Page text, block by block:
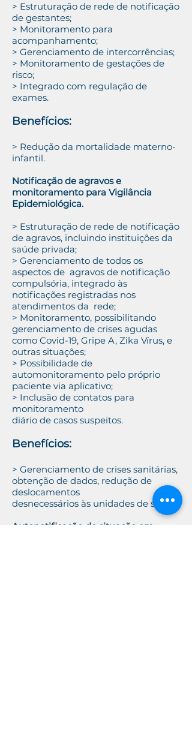
> Estruturação de rede de notificação
de gestantes;
> Monitoramento para
acompanhamento;
> Gerenciamento de intercorrências;
> Monitoramento de gestações de
risco;
> Integrado com regulação de
exames.
Benefícios:
> Redução da mortalidade materno-
infantil.
Notificação de agravos e
monitoramento para Vigilância
Epidemiológica.
> Estruturação de rede de notificação
de agravos, incluindo instituições da
saúde privada;
> Gerenciamento de todos os
aspectos de agravos de notificação
compulsória, integrado às
notificações registradas nos
atendimentos da rede;
> Monitoramento, possibilitando
gerenciamento de crises agudas
como Covid-19, Gripe A, Zika Vírus, e
outras situações;
> Possibilidade de
automonitoramento pelo próprio
paciente via aplicativo;
> Inclusão de contatos para
monitoramento
diário de casos suspeitos.
Benefícios:
> Gerenciamento de crises sanitárias,
obtenção de dados, redução de
deslocamentos
desnecessários às unidades de saúde.
Autonotificação de situação em